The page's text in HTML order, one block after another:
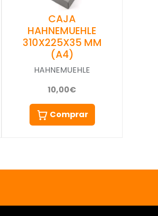
CAJA
HAHNEMUEHLE
310X225X35 MM
(A4)
HAHNEMUEHLE
10,00€
Comprar